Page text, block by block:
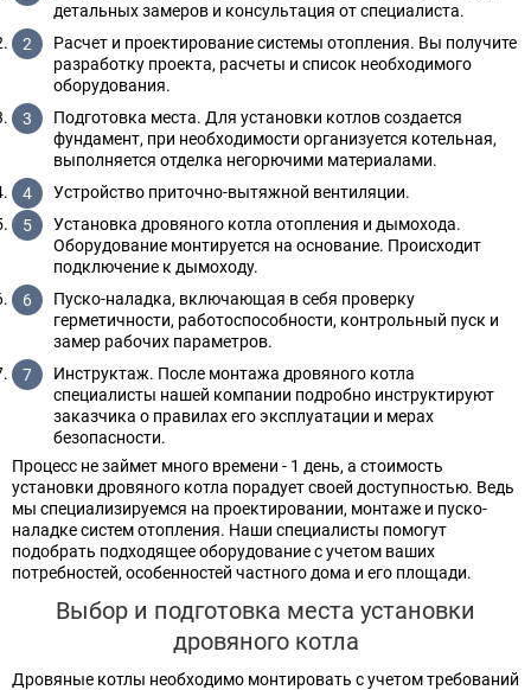
детальных замеров и консультация от специалиста.
Расчет и проектирование системы отопления. Вы получите
разработку проекта, расчеты и список необходимого
оборудования.
Подготовка места. Для установки котлов создается
фундамент, при необходимости организуется котельная,
выполняется отделка негорючими материалами.
Устройство приточно-вытяжной вентиляции.
Установка дровяного котла отопления и дымохода.
Оборудование монтируется на основание. Происходит
подключение к дымоходу.
Пуско-наладка, включающая в себя проверку
герметичности, работоспособности, контрольный пуск и
замер рабочих параметров.
Инструктаж. После монтажа дровяного котла
специалисты нашей компании подробно инструктируют
заказчика о правилах его эксплуатации и мерах
безопасности.
Процесс не займет много времени - 1 день, а стоимость
установки дровяного котла порадует своей доступностью. Ведь
мы специализируемся на проектировании, монтаже и пуско-
наладке систем отопления. Наши специалисты помогут
подобрать подходящее оборудование с учетом ваших
потребностей, особенностей частного дома и его площади.
Выбор и подготовка места установки
дровяного котла
Дровяные котлы необходимо монтировать с учетом требований